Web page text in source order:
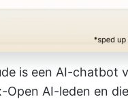
is een AI-chatbot
AI-leden en